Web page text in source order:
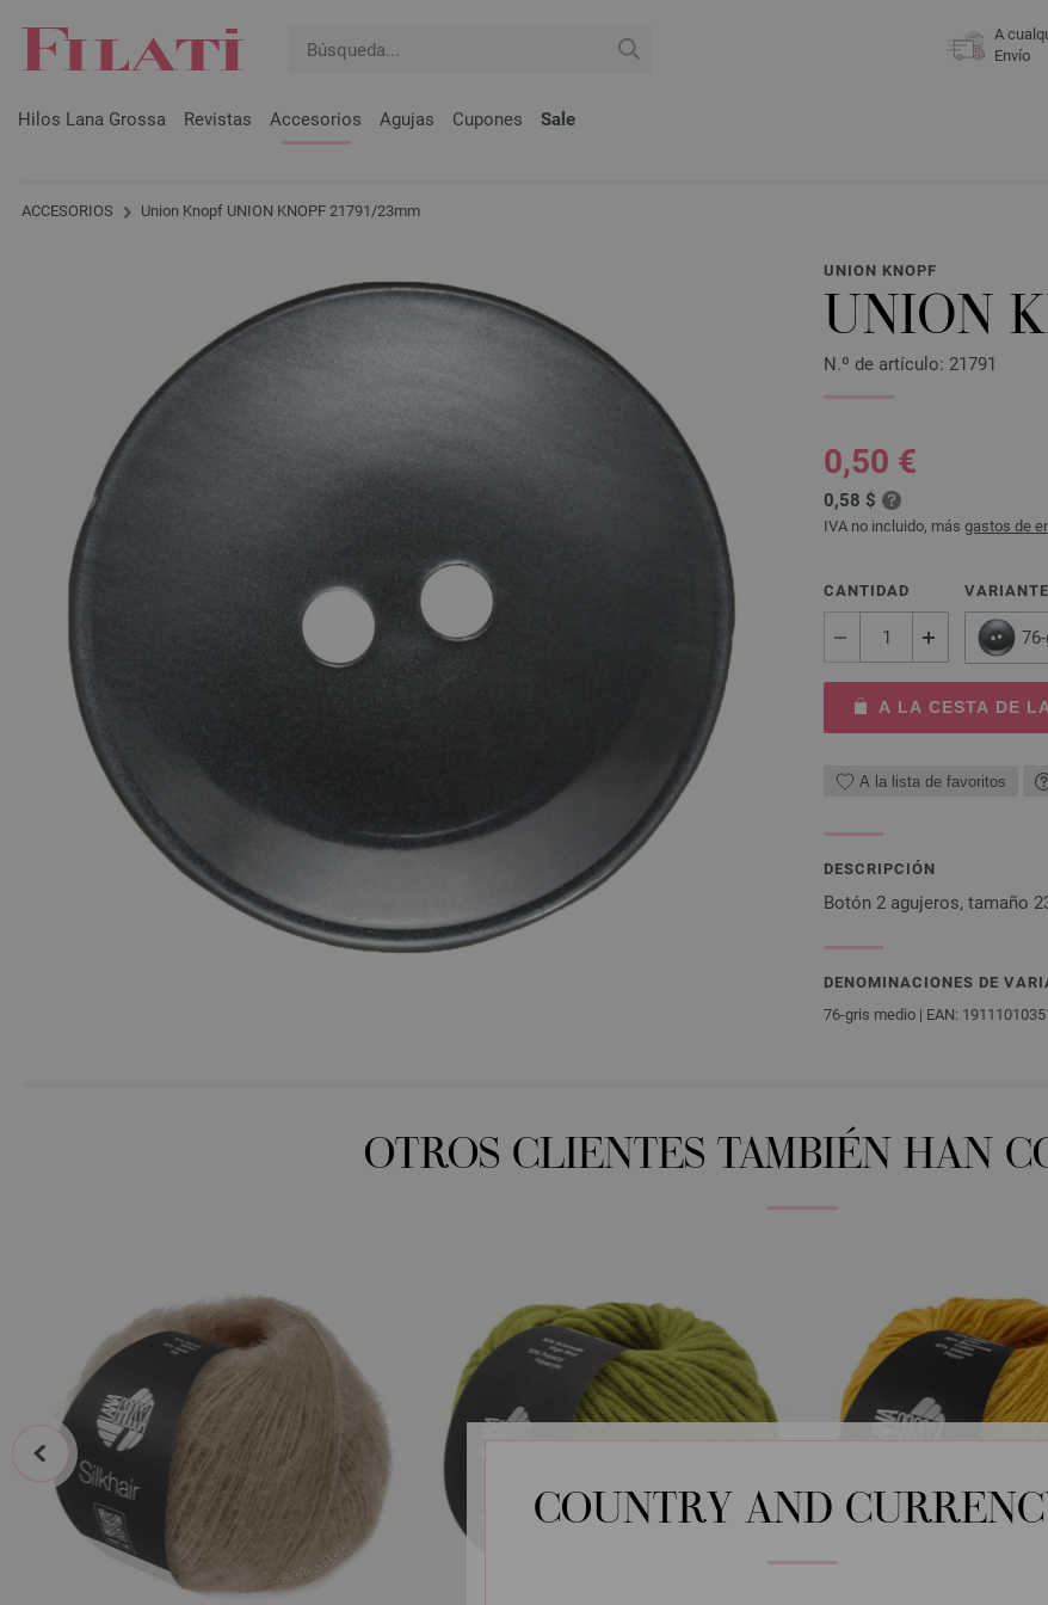
COUNTRY AND
A
Envío
Hilos Lana Grossa Revistas Accesorios Agujas Cupones Sale
ACCESORIOS Union Knopf UNION KNOPF 21791/23mm
UNION KNOPF
UNION
N.º de artículo: 21791
0,50 €
0,58 $
IVA no incluido, más gastos de
CANTIDAD VARIANTE
A LA CESTA DE
A la lista de favoritos
DESCRIPCIÓN
Botón 2 agujeros, tamaño
DENOMINACIONES DE
76-gris medio | EAN:
OTROS CLIENTES TAMBIÉN HAN
prev